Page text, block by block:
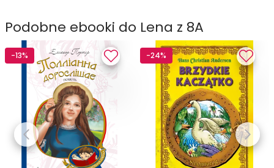
Podobne ebooki do Lena z 8A
-13% -24%